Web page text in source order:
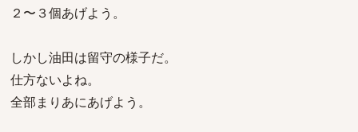
２〜３個あげよう。
しかし油田は留守の様子だ。
仕方ないよね。
全部まりあにあげよう。